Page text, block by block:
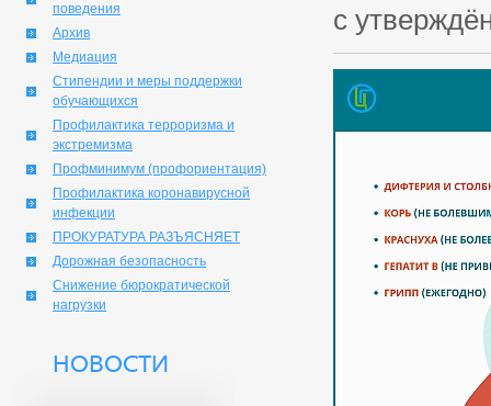
поведения
Архив
Медиация
Стипендии и меры поддержки
обучающихся
Профилактика терроризма и
экстремизма
Профминимум (профориентация)
Профилактика коронавирусной
инфекции
ПРОКУРАТУРА РАЗЪЯСНЯЕТ
Дорожная безопасность
Снижение бюрократической
нагрузки
НОВОСТИ
с